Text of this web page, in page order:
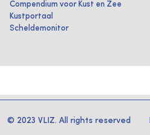
Compendium voor Kust en Zee
Kustportaal
Scheldemonitor
© 2023 VLIZ. All rights reserved